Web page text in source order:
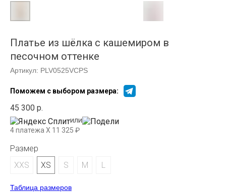
Платье из шёлка с кашемиром в
песочном оттенке
Артикул: PLV0525VCPS
Поможем с выбором размера:
45 300 р.
или
4 платежа X 11 325 ₽
Размер
XXS
XS S M L
Таблица размеров